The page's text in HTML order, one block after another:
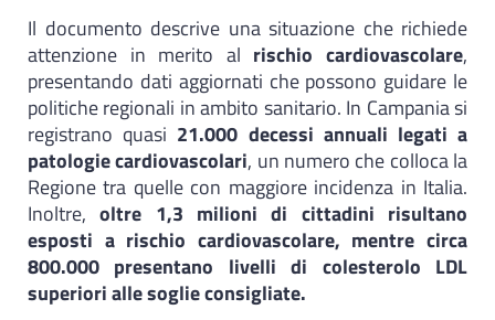
Il documento descrive una situazione che richiede
attenzione in merito al rischio cardiovascolare,
presentando dati aggiornati che possono guidare le
politiche regionali in ambito sanitario. In Campania si
registrano quasi 21.000 decessi annuali legati a
patologie cardiovascolari, un numero che colloca la
Regione tra quelle con maggiore incidenza in Italia.
Inoltre,oltre 1,3 milioni di cittadini risultano
esposti a rischio cardiovascolare, mentre circa
800.000 presentano livelli di colesterolo LDL
superiori alle soglie consigliate.